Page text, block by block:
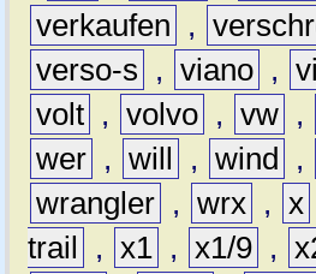
verkaufen
,
verso-s
, viano ,
volt , volvo , vw ,
wer , will , wind ,
wrangler , wrx , x
trail
, x1 , x1/9 ,